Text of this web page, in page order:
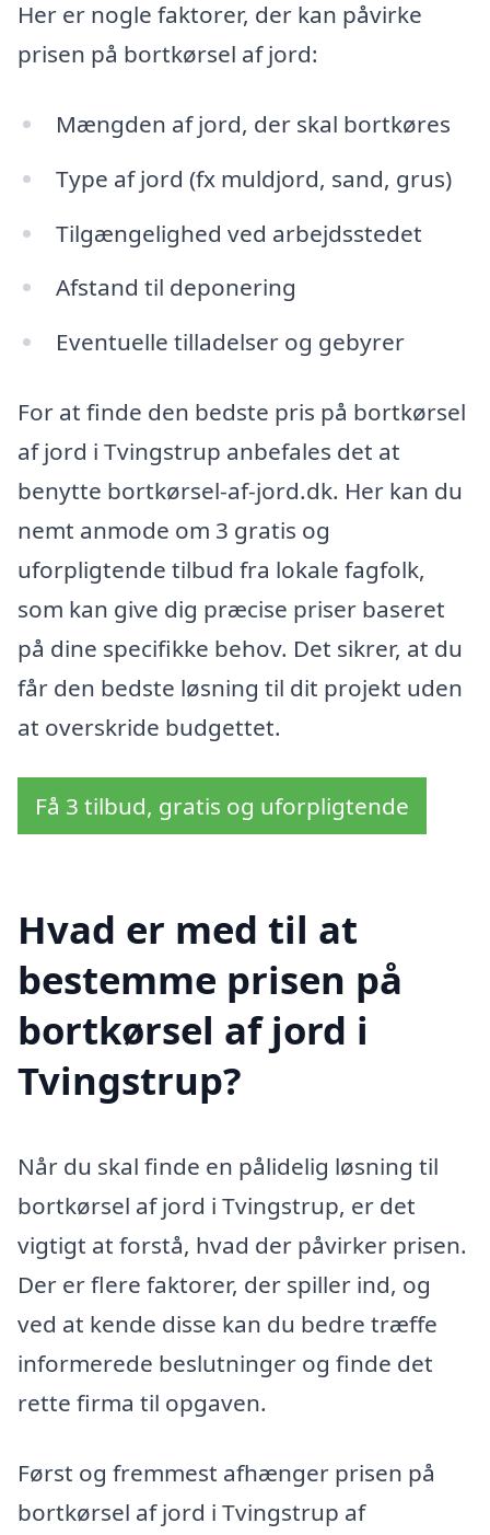
Her er nogle faktorer, der kan påvirke
prisen på bortkørsel af jord:
Mængden af jord, der skal bortkøres
Type af jord (fx muldjord, sand, grus)
Tilgængelighed ved arbejdsstedet
Afstand til deponering
Eventuelle tilladelser og gebyrer
For at finde den bedste pris på bortkørsel
af jord i Tvingstrup anbefales det at
benytte bortkørsel-af-jord.dk. Her kan du
nemt anmode om 3 gratis og
uforpligtende tilbud fra lokale fagfolk,
som kan give dig præcise priser baseret
på dine specifikke behov. Det sikrer, at du
får den bedste løsning til dit projekt uden
at overskride budgettet.
Få 3 tilbud, gratis og uforpligtende
Hvad er med til at
bestemme prisen på
bortkørsel af jord i
Tvingstrup?
Når du skal finde en pålidelig løsning til
bortkørsel af jord i Tvingstrup, er det
vigtigt at forstå, hvad der påvirker prisen.
Der er flere faktorer, der spiller ind, og
ved at kende disse kan du bedre træffe
informerede beslutninger og finde det
rette firma til opgaven.
Først og fremmest afhænger prisen på
bortkørsel af jord i Tvingstrup af